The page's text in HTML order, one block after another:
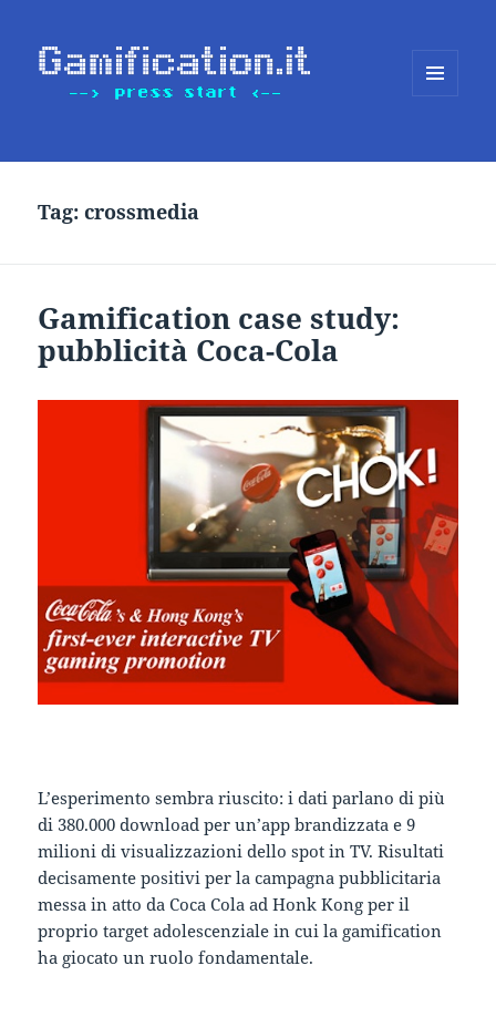
Tag:crossmedia
Gamification case study:
pubblicità Coca-Cola
L’esperimento sembra riuscito: i dati parlano di più
di 380.000 download per un’app brandizzata e 9
milioni di visualizzazioni dello spot in TV. Risultati
decisamente positivi per la campagna pubblicitaria
messa in atto da Coca Cola ad Honk Kong per il
proprio target adolescenziale in cui la gamification
ha giocato un ruolo fondamentale.